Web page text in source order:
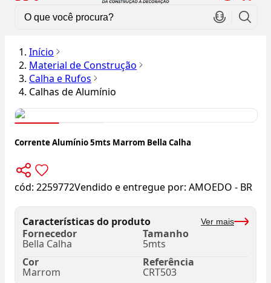
Início
Material de Construção
Calha e Rufos
Calhas de Alumínio
Corrente Alumínio 5mts Marrom Bella Calha
cód: 2259772Vendido e entregue por: AMOEDO - BR
Características do produto Ver mais
Fornecedor
Bella Calha
Tamanho
5mts
Cor
Marrom
Referência
CRT503